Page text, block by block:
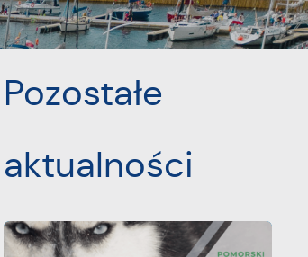
POPRZEDNI
Pozostałe
aktualności